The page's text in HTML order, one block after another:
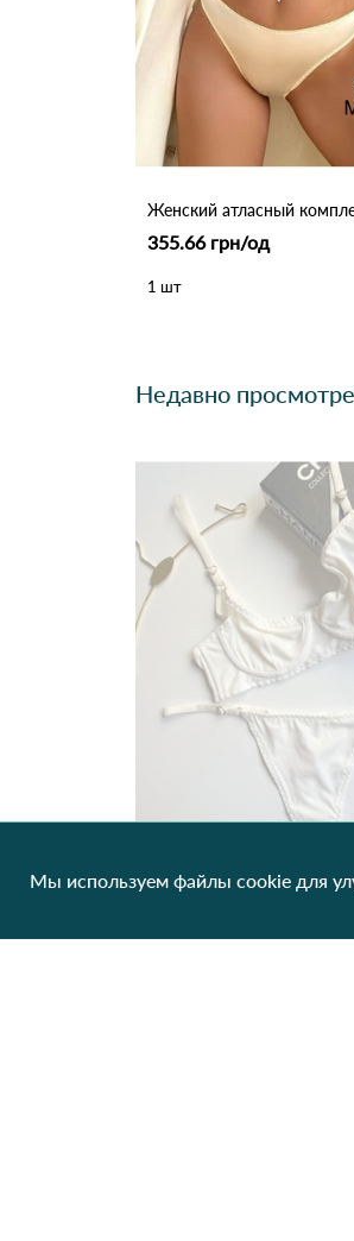
355.66 грн/од
1 шт
Недавно
Мы используем файлы cookie для